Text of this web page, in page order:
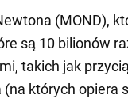
(MOND),
są 10 bilionów
takich jak
których opiera